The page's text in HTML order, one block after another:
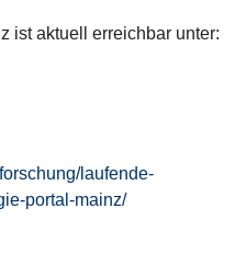
ist aktuell erreichbar unter:
laufende-
portal-mainz/